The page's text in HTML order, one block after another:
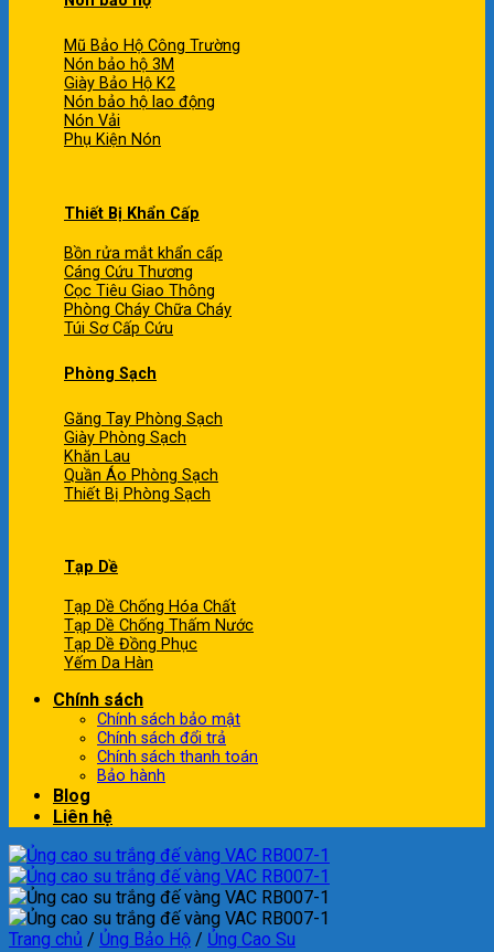
Mũ Bảo Hộ Công Trường
Nón bảo hộ 3M
Giày Bảo Hộ K2
Nón bảo hộ lao động
Nón Vải
Phụ Kiện Nón
Thiết Bị Khẩn Cấp
Bồn rửa mắt khẩn cấp
Cáng Cứu Thương
Cọc Tiêu Giao Thông
Phòng Cháy Chữa Cháy
Túi Sơ Cấp Cứu
Phòng Sạch
Găng Tay Phòng Sạch
Giày Phòng Sạch
Khăn Lau
Quần Áo Phòng Sạch
Thiết Bị Phòng Sạch
Tạp Dề
Tạp Dề Chống Hóa Chất
Tạp Dề Chống Thấm Nước
Tạp Dề Đồng Phục
Yếm Da Hàn
Chính sách
Chính sách bảo mật
Chính sách đổi trả
Chính sách thanh toán
Bảo hành
Blog
Liên hệ
Trang chủ / Ủng Bảo Hộ / Ủng Cao Su